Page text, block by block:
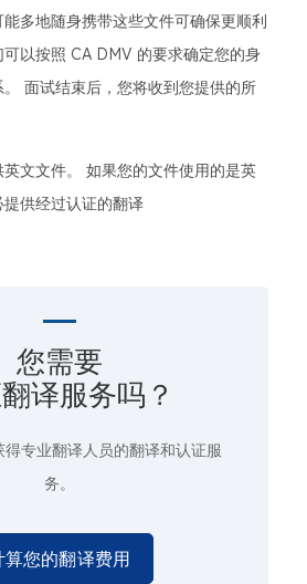
多地随身携带这些文件可确保更顺利
以按照 CA DMV 的要求确定您的身
面试结束后，您将收到您提供的所
文文件。 如果您的文件使用的是英
供经过认证的翻译
您需要
译服务吗？
得专业翻译人员的翻译和认证服
务。
算您的翻译费用